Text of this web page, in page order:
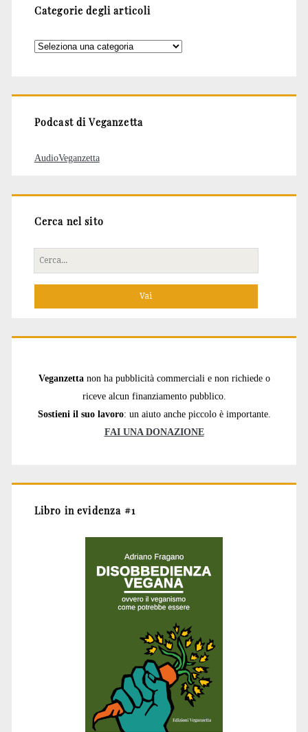
Categorie degli articoli
Categorie
Podcast di Veganzetta
AudioVeganzetta
Cerca nel sito
Cerca
per:
Veganzetta non ha pubblicità commerciali e non richiede o
riceve alcun finanziamento pubblico.
Sostieni il suo lavoro: un aiuto anche piccolo è importante.
FAI UNA DONAZIONE
Libro in evidenza #1